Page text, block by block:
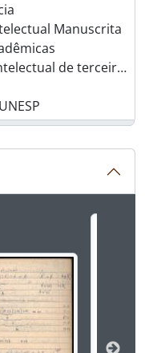
Manuscrita
de terceiros Manuscrita
Pedagogia e Orientação
de terceiros
de Mendonça Filho
carrossel, o título